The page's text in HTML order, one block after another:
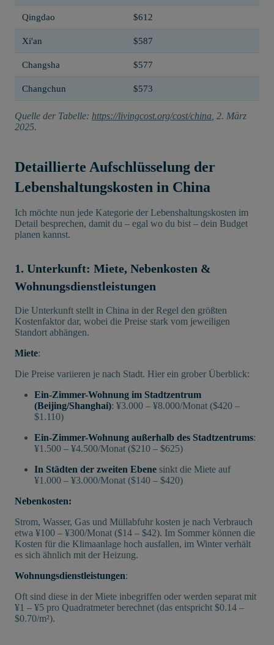
Qingdao $612
Xi'an $587
Changsha $577
Changchun $573
Quelle der Tabelle: https://livingcost.org/cost/china , 2. März
2025.
Detaillierte Aufschlüsselung der
Lebenshaltungskosten in China
Ich möchte nun jede Kategorie der Lebenshaltungskosten im
Detail besprechen, damit du – egal wo du bist – dein Budget
planen kannst.
1. Unterkunft: Miete, Nebenkosten &
Wohnungsdienstleistungen
Die Unterkunft stellt in China in der Regel den größten
Kostenfaktor dar, wobei die Preise stark vom jeweiligen
Standort abhängen.
Miete:
Die Preise variieren je nach Stadt. Hier ein grober Überblick:
Ein-Zimmer-Wohnung im Stadtzentrum
(Beijing/Shanghai): ¥3.000 – ¥8.000/Monat ($420 –
$1.110)
Ein-Zimmer-Wohnung außerhalb des Stadtzentrums:
¥1.500 – ¥4.500/Monat ($210 – $625)
In Städten der zweiten Ebene sinkt die Miete auf
¥1.000 – ¥3.000/Monat ($140 – $420)
Nebenkosten:
Strom, Wasser, Gas und Müllabfuhr kosten je nach Verbrauch
etwa ¥100 – ¥300/Monat ($14 – $42). Im Sommer können die
Kosten für die Klimaanlage hoch ausfallen, im Winter verhält
es sich ähnlich mit der Heizung.
Wohnungsdienstleistungen:
Oft sind diese in der Miete inbegriffen oder werden separat mit
¥1 – ¥5 pro Quadratmeter berechnet (das entspricht $0.14 –
$0.70/m²).